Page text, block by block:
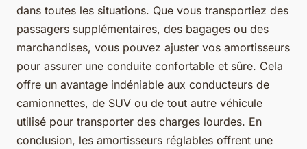
dans toutes les situations. Que vous transportiez des
passagers supplémentaires, des bagages ou des
marchandises, vous pouvez ajuster vos amortisseurs
pour assurer une conduite confortable et sûre. Cela
offre un avantage indéniable aux conducteurs de
camionnettes, de SUV ou de tout autre véhicule
utilisé pour transporter des charges lourdes. En
conclusion, les amortisseurs réglables offrent une